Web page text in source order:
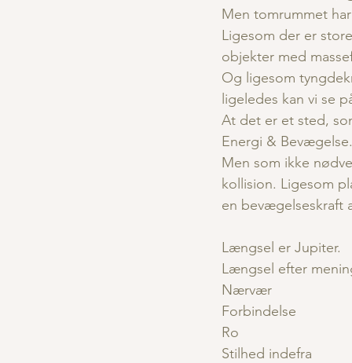
Men tomrummet
Ligesom der er
objekter med
Og ligesom
ligeledes kan vi se
At det er et sted,
Energi & Bevægelse.
Men som ikke
kollision. Ligesom
en bevægelseskraft
Længsel er Jupiter.
Længsel efter
Nærvær
Forbindelse
Ro
Stilhed indefra